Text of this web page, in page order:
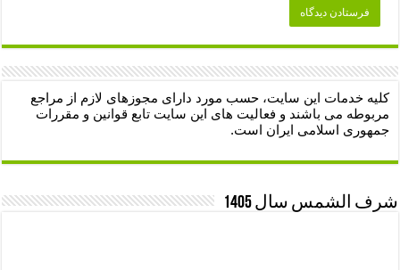
کلیه خدمات این سایت، حسب مورد دارای مجوزهای لازم از مراجع
مربوطه می باشند و فعالیت های این سایت تابع قوانین و مقررات
جمهوری اسلامی ایران است.
شرف الشمس سال 1405